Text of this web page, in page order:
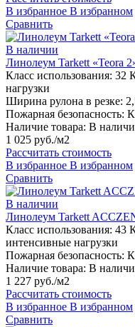
В избранное В избранном
Сравнить
В наличии
Линолеум Tarkett «Teora
Класс использования: 32
нагрузки
Ширина рулона в резке:
Пожарная безопасность:
Наличие товара: В
1 025 руб./м2
Рассчитать стоимость
В избранное В избранном
Сравнить
В наличии
Линолеум Tarkett
Класс использования: 43
интенсивные нагрузки
Пожарная безопасность:
Наличие товара: В
1 227 руб./м2
Рассчитать стоимость
В избранное В избранном
Сравнить